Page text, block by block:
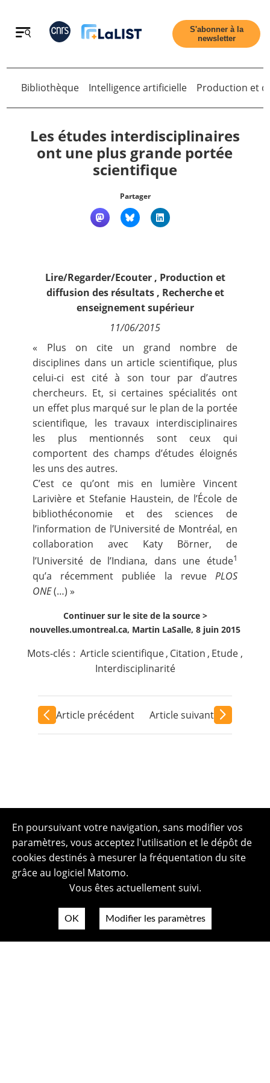
Retour
Contact
S'abonner à la
newsletter
Retour
Bibliothèque Intelligence artificielle Production et
Les études interdisciplinaires
ont une plus grande portée
scientifique
Partager
Lire/Regarder/Ecouter, Production et
diffusion des résultats, Recherche et
enseignement supérieur
11/06/2015
« Plus on cite un grand nombre de
disciplines dans un article scientifique, plus
celui-ci est cité à son tour par d’autres
chercheurs. Et, si certaines spécialités ont
un effet plus marqué sur le plan de la portée
scientifique, les travaux interdisciplinaires
les plus mentionnés sont ceux qui
comportent des champs d’études éloignés
les uns des autres.
C’est ce qu’ont mis en lumière Vincent
Larivière et Stefanie Haustein, de l’École de
bibliothéconomie et des sciences de
l’information de l’Université de Montréal, en
collaboration avec Katy Börner, de
l’Université de l’Indiana, dans une étude1
qu’a récemment publiée la revue PLOS
ONE(…) »
Continuer sur le site de la source >
nouvelles.umontreal.ca, Martin LaSalle, 8 juin 2015
Mots-clés : Article scientifique, Citation , Etude ,
Interdisciplinarité
Article précédent Article suivant
En poursuivant votre navigation, sans modifier vos
paramètres, vous acceptez l'utilisation et le dépôt de
cookies destinés à mesurer la fréquentation du site
grâce au logiciel Matomo.
Vous êtes actuellement suivi.
OK Modifier les paramètres